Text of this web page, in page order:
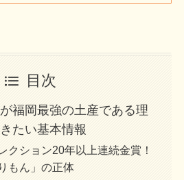
目次
福岡最強の土産である理
たい基本情報
クション20年以上連続金賞！
もん」の正体